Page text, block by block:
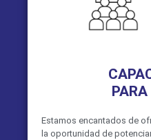
Estamos encantados de
la oportunidad de